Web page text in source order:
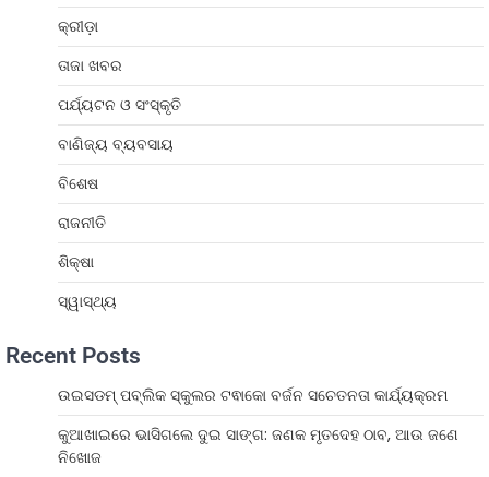
କ୍ରୀଡ଼ା
ତାଜା ଖବର
ପର୍ଯ୍ୟଟନ ଓ ସଂସ୍କୃତି
ବାଣିଜ୍ୟ ବ୍ୟବସାୟ
ବିଶେଷ
ରାଜନୀତି
ଶିକ୍ଷା
ସ୍ୱାସ୍ଥ୍ୟ
Recent Posts
ଉଇସଡମ୍ ପବ୍ଲିକ ସ୍କୁଲର ଟଵାକୋ ବର୍ଜନ ସଚେତନତା କାର୍ଯ୍ୟକ୍ରମ
କୁଆଖାଇରେ ଭାସିଗଲେ ଦୁଇ ସାଙ୍ଗ: ଜଣକ ମୃତଦେହ ଠାବ, ଆଉ ଜଣେ
ନିଖୋଜ